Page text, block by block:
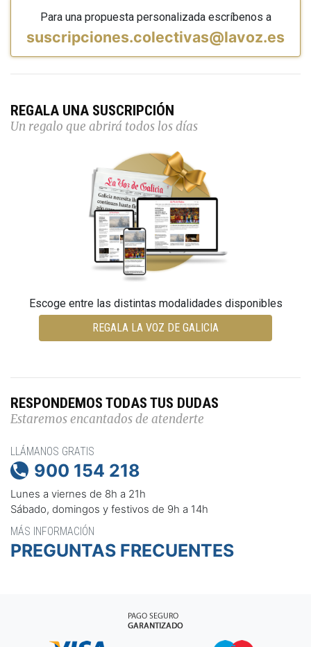
Para una propuesta personalizada escríbenos a
suscripciones.colectivas@lavoz.es
REGALA UNA SUSCRIPCIÓN
Un regalo que abrirá todos los días
Escoge entre las distintas modalidades disponibles
REGALA LA VOZ DE GALICIA
RESPONDEMOS TODAS TUS DUDAS
Estaremos encantados de atenderte
LLÁMANOS GRATIS
 900 154 218
Lunes a viernes de 8h a 21h
Sábado, domingos y festivos de 9h a 14h
MÁS INFORMACIÓN
PREGUNTAS FRECUENTES